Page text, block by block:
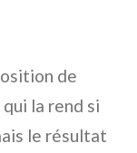
de
la rend si
le résultat